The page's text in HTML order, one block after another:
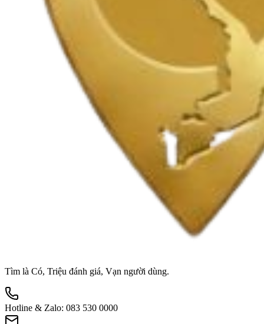
Tìm là Có, Triệu đánh giá, Vạn người dùng.
Hotline & Zalo: 083 530 0000